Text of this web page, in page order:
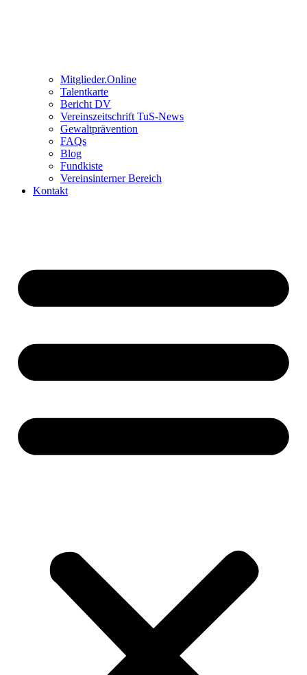
Mitglieder.Online
Talentkarte
Bericht DV
Vereinszeitschrift TuS-News
Gewaltprävention
FAQs
Blog
Fundkiste
Vereinsinterner Bereich
Kontakt